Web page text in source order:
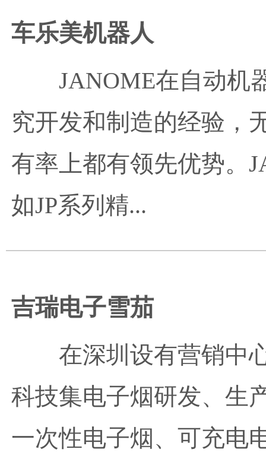
车乐美机器人
JANOME在自动机
究开发和制造的经验，
有率上都有领先优势。
如JP系列精...
吉瑞电子雪茄
在深圳设有营销中
科技集电子烟研发、生
一次性电子烟、可充电